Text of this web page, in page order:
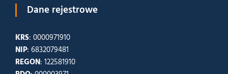
Dane rejestrowe
KRS: 0000971910
NIP: 6832079481
REGON: 122581910